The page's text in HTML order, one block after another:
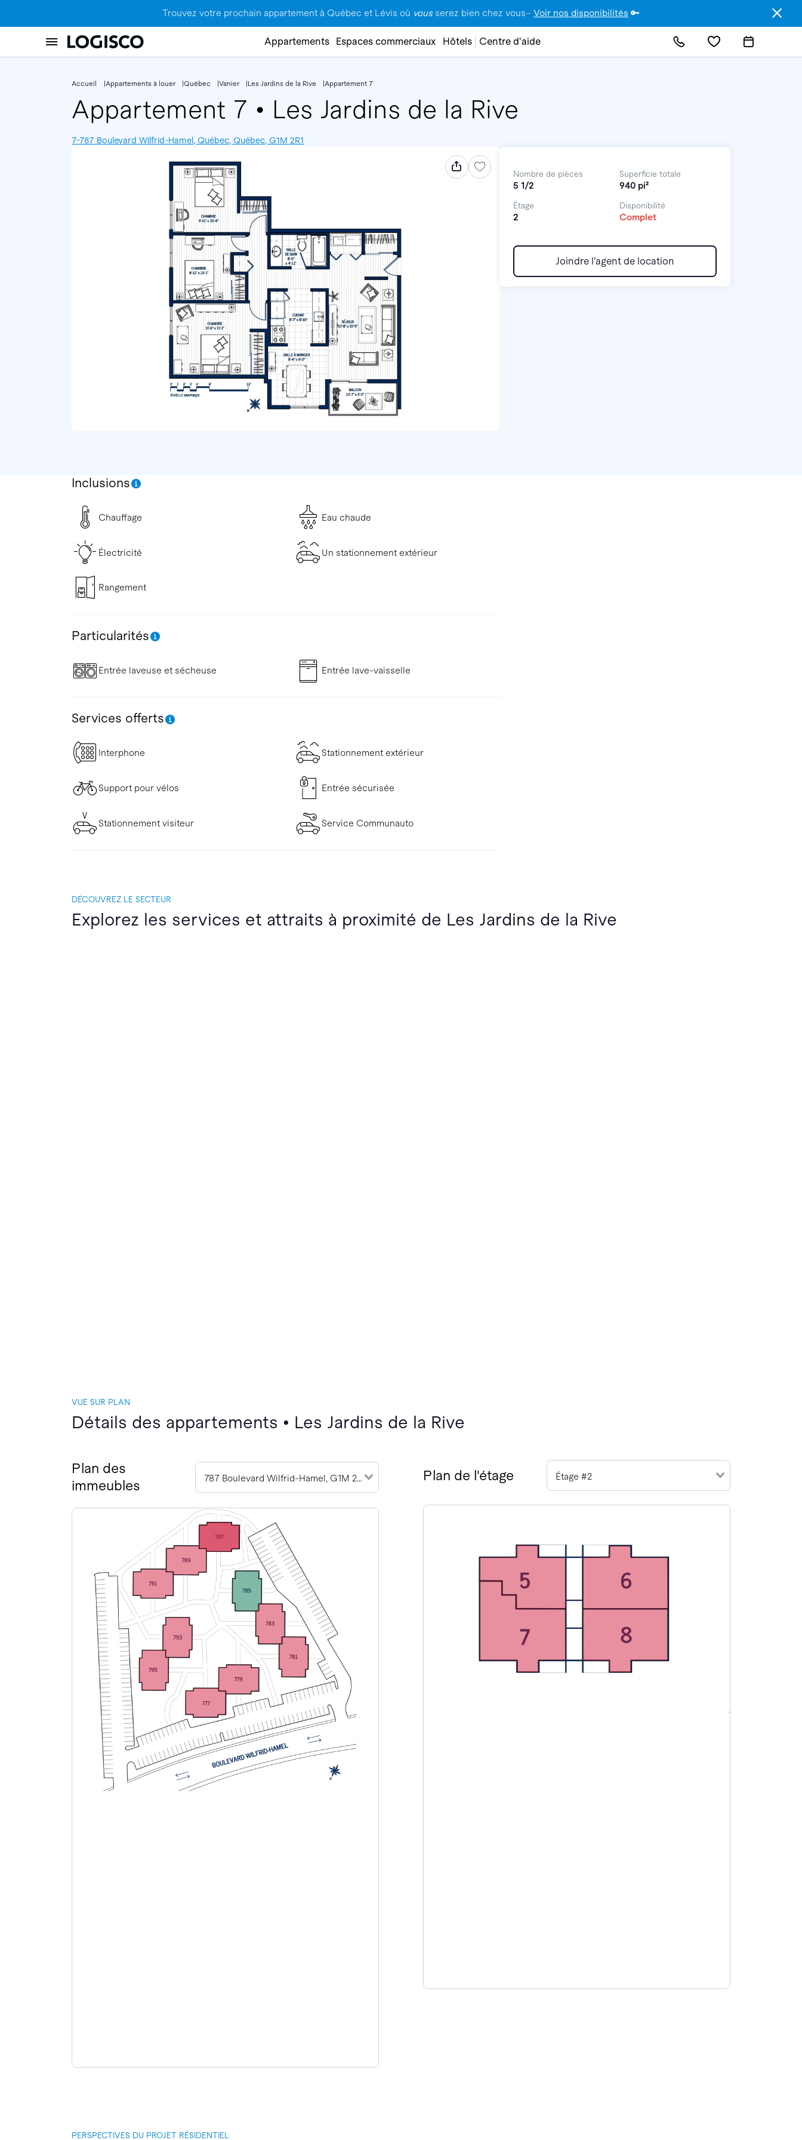
Trouvez votre prochain appartement à Québec et Lévis où vous serez bien chez vous– Voir nos disponibilités 🔑
Appartements Espaces commerciaux Hôtels Centre d'aide
Accueil Appartements à louer Québec Vanier Les Jardins de la Rive Appartement 7
Appartement 7 • Les Jardins de la Rive
7-787 Boulevard Wilfrid-Hamel, Québec, Québec, G1M 2R1
Inclusions
Chauffage Eau chaude
Électricité Un stationnement extérieur
Rangement
Particularités
Entrée laveuse et sécheuse Entrée lave-vaisselle
Services offerts
Interphone Stationnement extérieur
Support pour vélos Entrée sécurisée
Stationnement visiteur Service Communauto
Nombre de pièces
5 1/2
Superficie totale
940 pi²
Étage
2
Disponibilité
Complet
Joindre l’agent de location
DÉCOUVREZ LE SECTEUR
Explorez les services et attraits à proximité de Les Jardins de la Rive
VUE SUR PLAN
Détails des appartements • Les Jardins de la Rive
Plan des
immeubles
787 Boulevard Wilfrid-Hamel, G1M 2R1 Plan de l'étage Étage #2
PERSPECTIVES DU PROJET RÉSIDENTIEL